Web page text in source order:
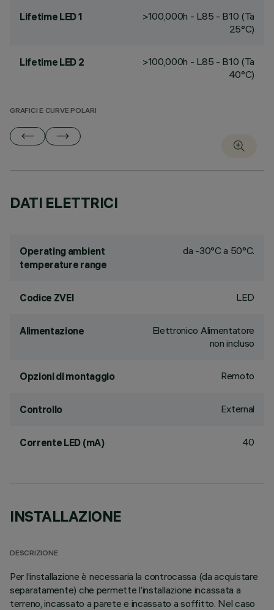
Lifetime LED 1
>100,000h - L85 - B10 (Ta
25°C)
Lifetime LED 2
>100,000h - L85 - B10 (Ta
40°C)
GRAFICI E CURVE POLARI
DATI ELETTRICI
Operating ambient
temperature range
da -30°C a 50°C.
Codice ZVEI LED
Alimentazione
Elettronico Alimentatore
non incluso
Opzioni di montaggio Remoto
Controllo External
Corrente LED (mA) 40
INSTALLAZIONE
DESCRIZIONE
Per l’installazione è necessaria la controcassa (da acquistare
separatamente) che permette l’installazione incassata a
terreno, incassato a parete e incassato a soffitto. Nel caso